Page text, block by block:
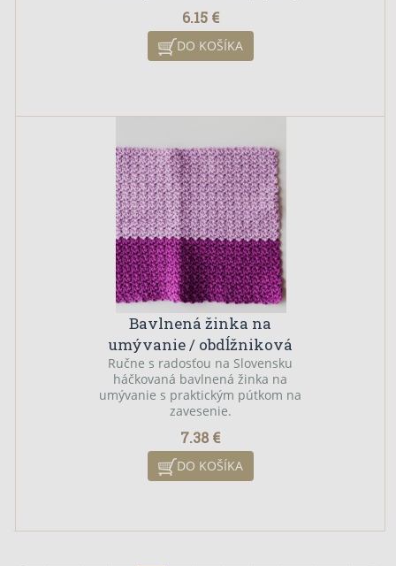
čerešňou je skvelé pre
každodenné použitie a je ideálne
najmä pre suchú a unavenú
6.15 €
DO KOŠÍKA
Bavlnená žinka na
umývanie / obdĺžniková
Ručne s radosťou na Slovensku
háčkovaná bavlnená žinka na
umývanie s praktickým pútkom na
zavesenie.
7.38 €
DO KOŠÍKA